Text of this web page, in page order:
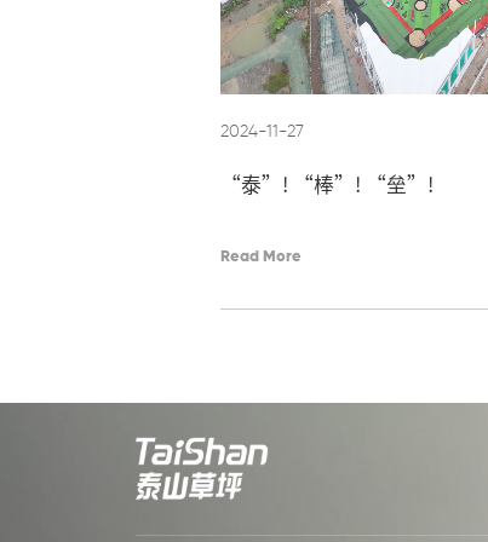
2024-11-27
“泰”! “棒”! “垒”!
Read More